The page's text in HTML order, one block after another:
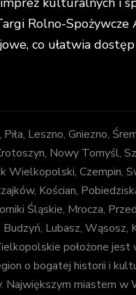
Rolno-
co ułatwia
Piła, Leszno, Gniezno,
Nowy Tomyśl,
Wielkopolski, Czempin,
Kościan,
Śląskie, Mrocza,
Budzyń, Lubasz,
położone jest
o bogatej historii i
Największym miastem w